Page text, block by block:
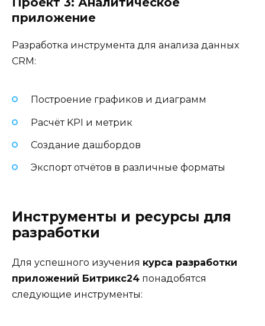
приложение
Разработка инструмента для анализа данных
CRM:
Построение графиков и диаграмм
Расчёт KPI и метрик
Создание дашбордов
Экспорт отчётов в различные форматы
Инструменты и ресурсы для
разработки
Для успешного изучения курса разработки
приложений Битрикс24 понадобятся
следующие инструменты: